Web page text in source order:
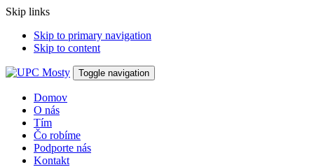
Skip links
Skip to primary navigation
Skip to content
Toggle navigation
Domov
O nás
Tím
Čo robíme
Podporte nás
Kontakt